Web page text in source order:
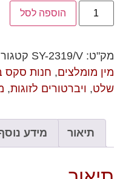
הוספה לסל
מק"ט: SY-2319/V
מין מומלצים, חנות סקס
שלט, ויברטורים לזוגות,
תיאור מידע